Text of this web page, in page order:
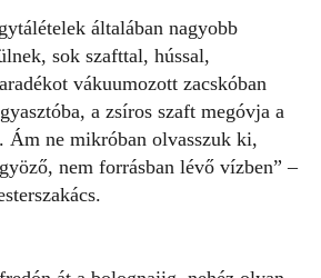
általában nagyobb
sok szafttal, hússal,
vákuumozott zacskóban
a zsíros szaft megóvja a
Ám ne mikróban olvasszuk ki,
nem forrásban lévő vízben” –